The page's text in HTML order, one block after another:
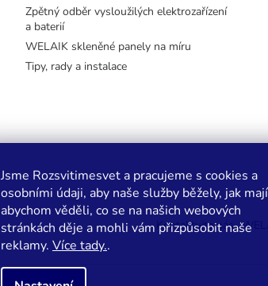
Jsme Rozsvitimesvet a pracujeme s cookies a
osobními údaji, aby naše služby běžely, jak
abychom věděli, co se na našich webových
stránkách děje a mohli vám přizpůsobit naše
reklamy. Více tady..
Zpětný odběr vysloužilých elektrozařízení
a baterií
WELAIK skleněné panely na míru
Tipy, rady a instalace
Kontaktujte nás